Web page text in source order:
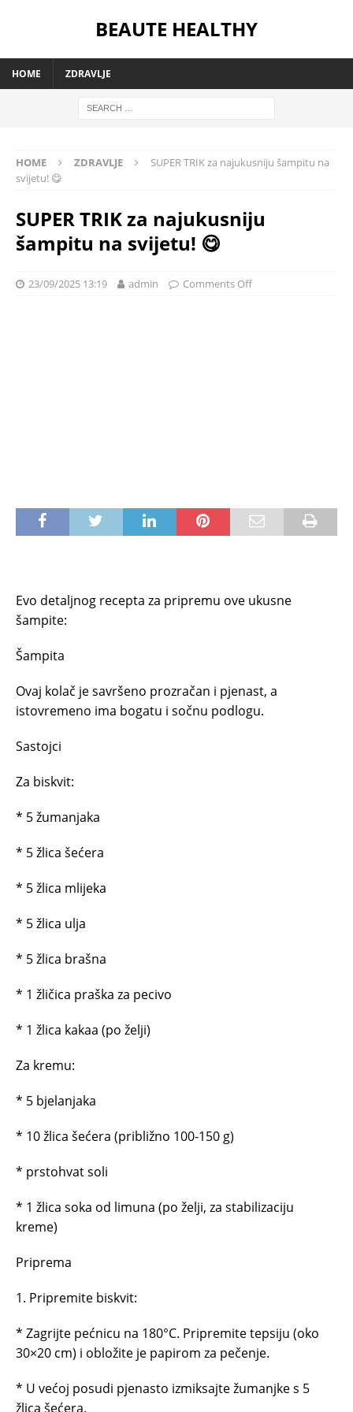
BEAUTE HEALTHY
HOME ZDRAVLJE
HOME ZDRAVLJE
SUPER TRIK za najukusniju šampitu na
svijetu! 😋
SUPER TRIK za najukusniju
šampitu na svijetu! 😋
23/09/2025 13:19 admin Comments Off
Evo detaljnog recepta za pripremu ove ukusne
šampite:
Šampita
Ovaj kolač je savršeno prozračan i pjenast, a
istovremeno ima bogatu i sočnu podlogu.
Sastojci
Za biskvit:
* 5 žumanjaka
* 5 žlica šećera
* 5 žlica mlijeka
* 5 žlica ulja
* 5 žlica brašna
* 1 žličica praška za pecivo
* 1 žlica kakaa (po želji)
Za kremu:
* 5 bjelanjaka
* 10 žlica šećera (približno 100-150 g)
* prstohvat soli
* 1 žlica soka od limuna (po želji, za stabilizaciju
kreme)
Priprema
1. Pripremite biskvit:
* Zagrijte pećnicu na 180°C. Pripremite tepsiju (oko
30×20 cm) i obložite je papirom za pečenje.
* U većoj posudi pjenasto izmiksajte žumanjke s 5
žlica šećera.